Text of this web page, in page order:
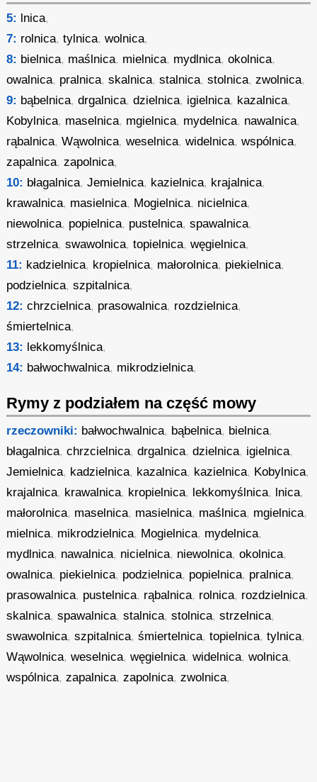
5: lnica,
7: rolnica,tylnica,wolnica,
8: bielnica, maślnica, mielnica, mydlnica,okolnica,
owalnica, pralnica,skalnica,stalnica,stolnica,zwolnica,
9: bąbelnica,drgalnica,dzielnica, igielnica, kazalnica,
Kobylnica, maselnica, mgielnica, mydelnica, nawalnica,
rąbalnica,Wąwolnica,weselnica,widelnica,wspólnica,
zapalnica,zapolnica,
10: błagalnica,Jemielnica, kazielnica, krajalnica,
krawalnica, masielnica, Mogielnica, nicielnica,
niewolnica, popielnica, pustelnica,spawalnica,
strzelnica,swawolnica,topielnica,węgielnica,
11: kadzielnica, kropielnica, małorolnica, piekielnica,
podzielnica,szpitalnica,
12: chrzcielnica, prasowalnica, rozdzielnica,
śmiertelnica,
13: lekkomyślnica,
14: bałwochwalnica, mikrodzielnica,
Rymy z podziałem na część mowy
rzeczowniki: bałwochwalnica, bąbelnica, bielnica,
błagalnica,chrzcielnica,drgalnica,dzielnica, igielnica,
Jemielnica, kadzielnica, kazalnica, kazielnica, Kobylnica,
krajalnica, krawalnica, kropielnica, lekkomyślnica, lnica,
małorolnica, maselnica, masielnica, maślnica, mgielnica,
mielnica, mikrodzielnica, Mogielnica, mydelnica,
mydlnica, nawalnica, nicielnica, niewolnica,okolnica,
owalnica, piekielnica, podzielnica, popielnica, pralnica,
prasowalnica, pustelnica, rąbalnica, rolnica, rozdzielnica,
skalnica,spawalnica,stalnica,stolnica,strzelnica,
swawolnica,szpitalnica,śmiertelnica,topielnica,tylnica,
Wąwolnica,weselnica,węgielnica,widelnica,wolnica,
wspólnica,zapalnica,zapolnica,zwolnica,